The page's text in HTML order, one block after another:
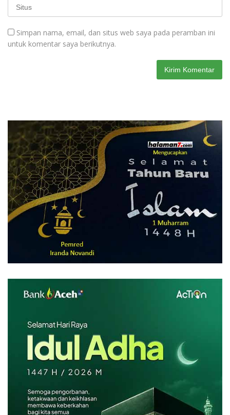
Simpan nama, email, dan situs web saya pada peramban ini
untuk komentar saya berikutnya.